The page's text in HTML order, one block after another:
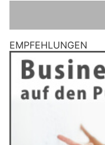
EMPFEHLUNGEN